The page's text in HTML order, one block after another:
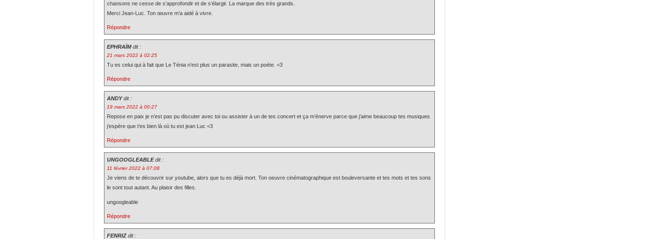
chansons ne cesse de s’approfondir et de s’élargir. La marque des très grands.
Merci Jean-Luc. Ton œuvre m’a aidé à vivre.
Répondre
EPHRAÏM dit :
21 mars 2022 à 02:25
Tu es celui qui à fait que Le Ténia n’est plus un parasite, mais un poète. <3
Répondre
ANDY dit :
19 mars 2022 à 00:27
Repose en paix je n’est pas pu discuter avec toi ou assister à un de tes concert et ça m’énerve parce que j’aime beaucoup tes musiques
j’espère que t’es bien là où tu est jean Luc <3
Répondre
UNGOOGLEABLE dit :
11 février 2022 à 07:08
Je viens de te découvrir sur youtube, alors que tu es déjà mort. Ton oeuvre cinématographique est bouleversante et tes mots et tes sons
le sont tout autant. Au plaisir des filles.
ungoogleable
Répondre
FENRIZ dit :